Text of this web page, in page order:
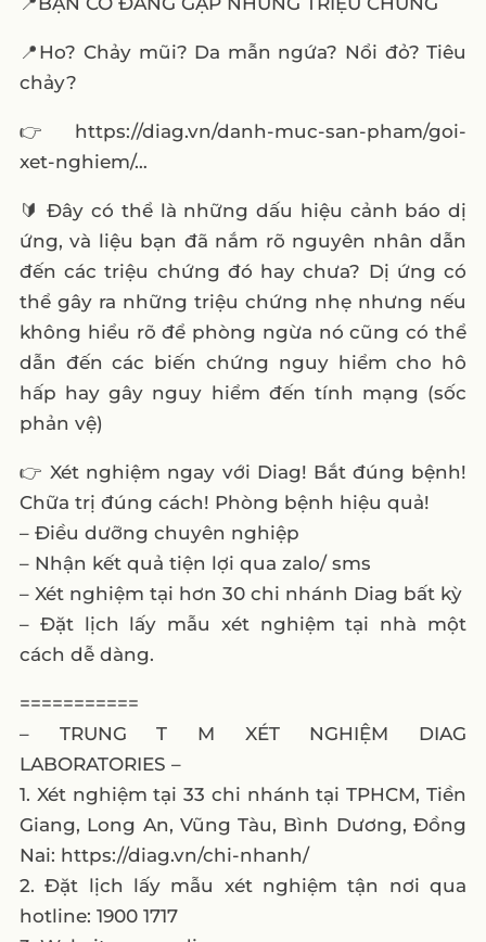
📍Ho? Chảy mũi? Da mẫn ngứa? Nổi đỏ? Tiêu
chảy?
👉 https://diag.vn/danh-muc-san-pham/goi-
xet-nghiem/…
🔰 Đây có thể là những dấu hiệu cảnh báo dị
ứng, và liệu bạn đã nắm rõ nguyên nhân dẫn
đến các triệu chứng đó hay chưa? Dị ứng có
thể gây ra những triệu chứng nhẹ nhưng nếu
không hiểu rõ để phòng ngừa nó cũng có thể
dẫn đến các biến chứng nguy hiểm cho hô
hấp hay gây nguy hiểm đến tính mạng (sốc
phản vệ)
👉 Xét nghiệm ngay với Diag! Bắt đúng bệnh!
Chữa trị đúng cách! Phòng bệnh hiệu quả!
– Điều dưỡng chuyên nghiệp
– Nhận kết quả tiện lợi qua zalo/ sms
– Xét nghiệm tại hơn 30 chi nhánh Diag bất kỳ
– Đặt lịch lấy mẫu xét nghiệm tại nhà một
cách dễ dàng.
===========
– TRUNG T M XÉT NGHIỆM DIAG
LABORATORIES –
1. Xét nghiệm tại 33 chi nhánh tại TPHCM, Tiền
Giang, Long An, Vũng Tàu, Bình Dương, Đồng
Nai: https://diag.vn/chi-nhanh/
2. Đặt lịch lấy mẫu xét nghiệm tận nơi qua
hotline: 1900 1717